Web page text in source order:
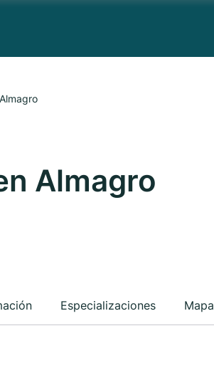
Almagro
Especializaciones Mapa